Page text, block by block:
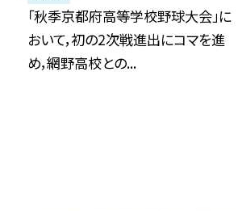
「秋季京都府高等学校野球大会」に
おいて，初の2次戦進出にコマを進
め，網野高校との...